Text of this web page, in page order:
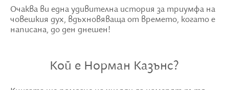
Очаква ви една удивителна история за триумфа на
човешкия дух, вдъхновяваща от времето, когато е
написана, до ден днешен!
Кой е Норман Казънс?